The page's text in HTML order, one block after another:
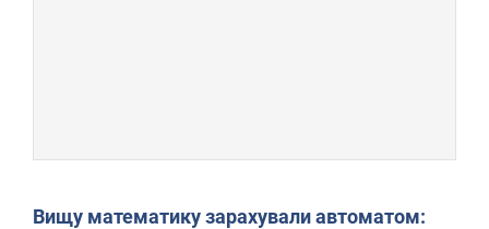
Вищу математику зарахували автоматом: